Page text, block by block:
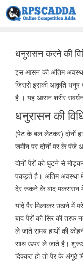
Skip
to
धनुरासन करने की
इस आसन की अंतिम अवस्था
जिससे इसकी आकृति धनुष
है । यह आसन शरीर
धनुरासन की
(पेट के बल लेटकर) दोनों
जमीन पर दोनों पर के पंजे
दोनों पैरों को घुटने से
पकड़ते है। अंतिम अवस्था
देर रूकने के बाद मकरासन
यदि पैर मिलाकर उठाने में
बाद पैरों को सिर की
ले जाते समय हाथों की
साथ ऊपर ले जाते है।
दिक्कत हो तो पैर के अंगूठे